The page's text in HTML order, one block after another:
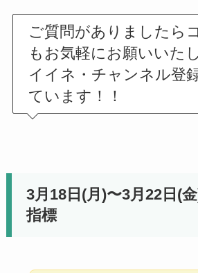
ご質問がありましたら
もお気軽にお願いいた
イイネ・チャンネル登
ています！！
3月18日(月)〜3月22日(
指標